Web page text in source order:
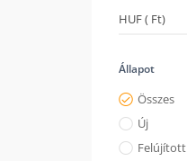
Állapot
Összes
Új
Felújított